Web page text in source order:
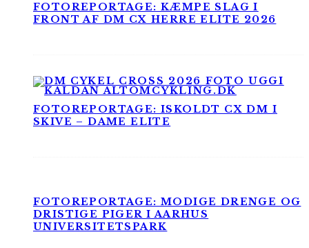
FOTOREPORTAGE: KÆMPE SLAG I
FRONT AF DM CX HERRE ELITE 2026
FOTOREPORTAGE: ISKOLDT CX DM I
SKIVE – DAME ELITE
FOTOREPORTAGE: MODIGE DRENGE OG
DRISTIGE PIGER I AARHUS
UNIVERSITETSPARK